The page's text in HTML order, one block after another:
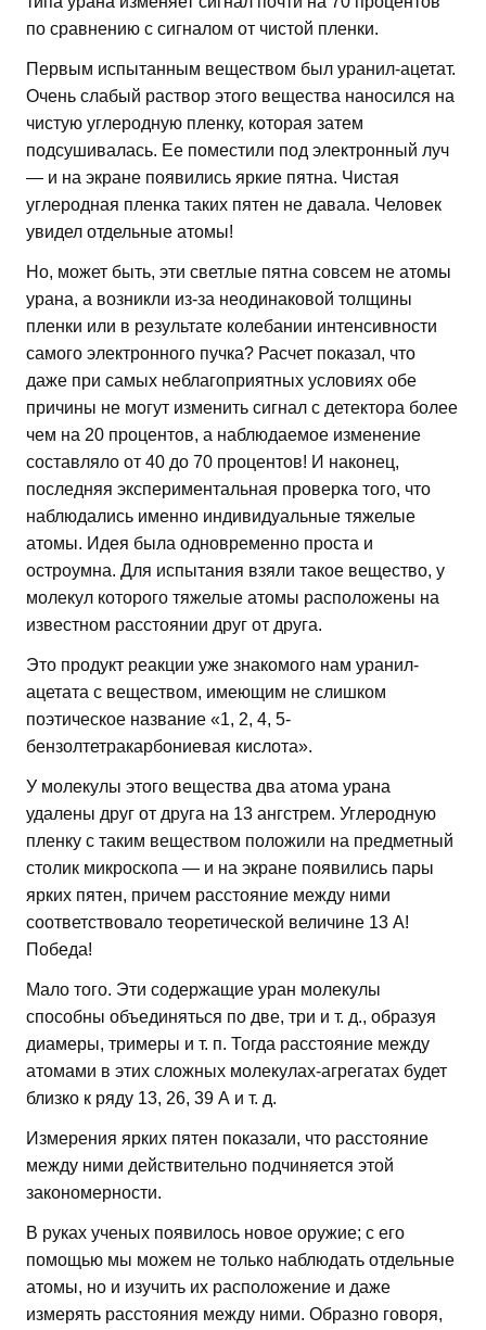
по сравнению с сигналом от чистой пленки.
Первым испытанным веществом был уранил-ацетат.
Очень слабый раствор этого вещества наносился на
чистую углеродную пленку, которая затем
подсушивалась. Ее поместили под электронный луч
— и на экране появились яркие пятна. Чистая
углеродная пленка таких пятен не давала. Человек
увидел отдельные атомы!
Но, может быть, эти светлые пятна совсем не атомы
урана, а возникли из-за неодинаковой толщины
пленки или в результате колебании интенсивности
самого электронного пучка? Расчет показал, что
даже при самых неблагоприятных условиях обе
причины не могут изменить сигнал с детектора более
чем на 20 процентов, а наблюдаемое изменение
составляло от 40 до 70 процентов! И наконец,
последняя экспериментальная проверка того, что
наблюдались именно индивидуальные тяжелые
атомы. Идея была одновременно проста и
остроумна. Для испытания взяли такое вещество, у
молекул которого тяжелые атомы расположены на
известном расстоянии друг от друга.
Это продукт реакции уже знакомого нам уранил-
ацетата с веществом, имеющим не слишком
поэтическое название «1, 2, 4, 5-
бензолтетракарбониевая кислота».
У молекулы этого вещества два атома урана
удалены друг от друга на 13 ангстрем. Углеродную
пленку с таким веществом положили на предметный
столик микроскопа — и на экране появились пары
ярких пятен, причем расстояние между ними
соответствовало теоретической величине 13 А!
Победа!
Мало того. Эти содержащие уран молекулы
способны объединяться по две, три и т. д., образуя
диамеры, тримеры и т. п. Тогда расстояние между
атомами в этих сложных молекулах-агрегатах будет
близко к ряду 13, 26, 39 А и т. д.
Измерения ярких пятен показали, что расстояние
между ними действительно подчиняется этой
закономерности.
В руках ученых появилось новое оружие; с его
помощью мы можем не только наблюдать отдельные
атомы, но и изучить их расположение и даже
измерять расстояния между ними. Образно говоря,